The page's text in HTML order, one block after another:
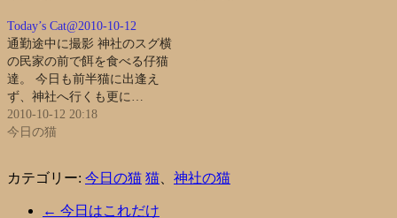
Today’s Cat@2010-10-12
通勤途中に撮影 神社のスグ横
の民家の前で餌を食べる仔猫
達。 今日も前半猫に出逢え
ず、神社へ行くも更に…
2010-10-12 20:18
今日の猫
カテゴリー: 今日の猫 猫 神社の猫
← 今日はこれだけ